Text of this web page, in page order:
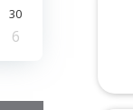
30
6